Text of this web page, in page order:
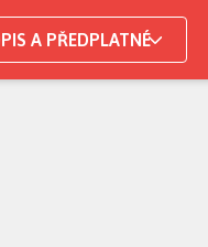
A PŘEDPLATNÉ